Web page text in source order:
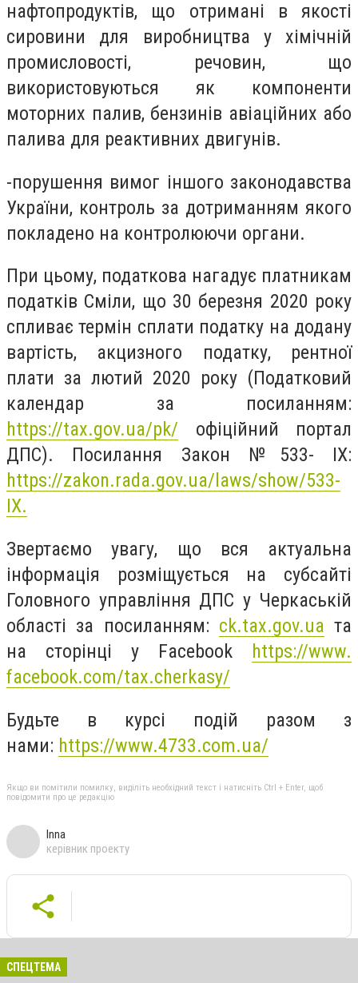
нафтопродуктів, що отримані в якості
сировини для виробництва у хімічній
промисловості, речовин, що
використовуються як компоненти
моторних палив, бензинів авіаційних або
палива для реактивних двигунів.
-порушення вимог іншого законодавства
України, контроль за дотриманням якого
покладено на контролюючи органи.
При цьому, податкова нагадує платникам
податків Сміли, що 30 березня 2020 року
спливає термін сплати податку на додану
вартість, акцизного податку, рентної
плати за лютий 2020 року (Податковий
календар за посиланням:
https://tax.gov.ua/pk/ офіційний портал
ДПС). Посилання Закон №533- IX:
https://zakon.rada.gov.ua/laws/show/533-
IX.
Звертаємо увагу, що вся актуальна
інформація розміщується на субсайті
Головного управління ДПС у Черкаській
області за посиланням: ck.tax.gov.ua та
на сторінці у Facebook
https://www.
facebook.com/tax.cherkasy/
Будьте в курсі подій разом з
нами: https://www.4733.com.ua/
Якщо ви помітили помилку, виділіть необхідний текст і натисніть Ctrl + Enter, щоб
повідомити про це редакцію
Inna
керівник проекту
СПЕЦТЕМА